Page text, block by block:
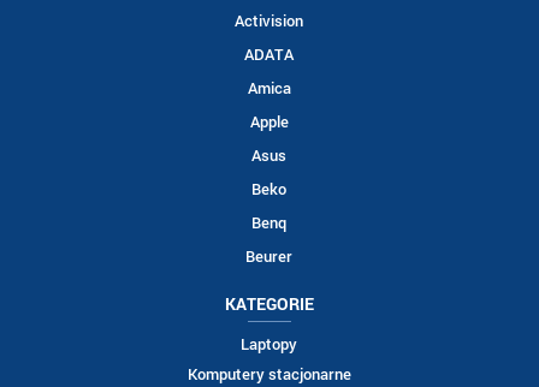
Activision
ADATA
Amica
Apple
Asus
Beko
Benq
Beurer
KATEGORIE
Laptopy
Komputery stacjonarne